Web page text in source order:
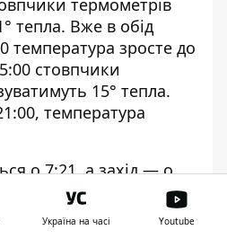
термометрів
тепла. Вже в обід
температура зросте до
стовпчики
15° тепла.
температура
о 7:21, а захід — о
температуру
у 1932 році. Тоді
тепла. Найхолодніше
Україна на часі Youtube